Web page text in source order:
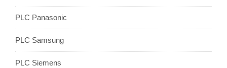
PLC Panasonic
PLC Samsung
PLC Siemens